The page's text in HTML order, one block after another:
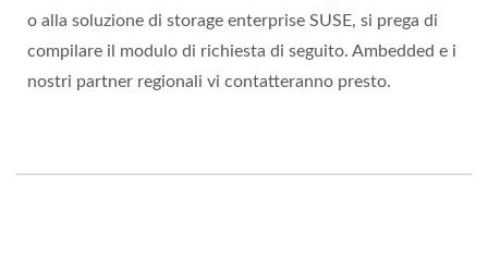
o alla soluzione di storage enterprise SUSE, si prega di
compilare il modulo di richiesta di seguito. Ambedded e i
nostri partner regionali vi contatteranno presto.